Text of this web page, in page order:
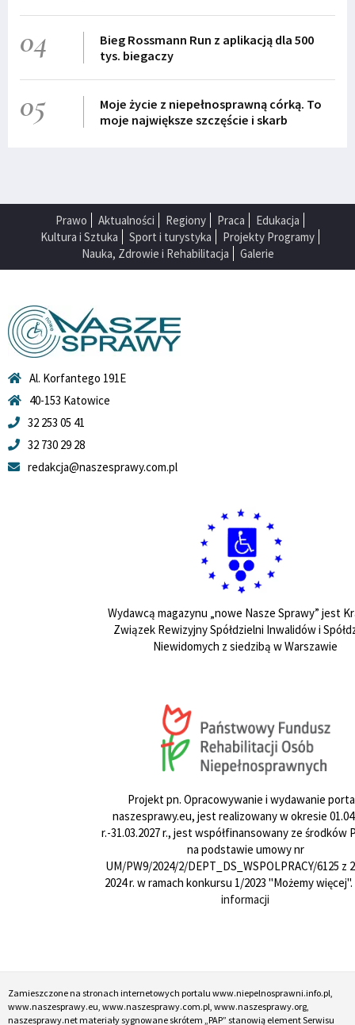
04
Bieg Rossmann Run z aplikacją dla 500
tys. biegaczy
05
Moje życie z niepełnosprawną córką. To
moje największe szczęście i skarb
Prawo Aktualności Regiony Praca
Edukacja
Kultura i Sztuka
Sport i turystyka
Projekty Programy
Nauka, Zdrowie i Rehabilitacja
Galerie
Al. Korfantego 191E
40-153 Katowice
32 253 05 41
32 730 29 28
redakcja@naszesprawy.com.pl
Wydawcą magazynu „nowe Nasze Sprawy” jest
Związek Rewizyjny Spółdzielni Inwalidów i
Niewidomych z siedzibą w Warszawie
Projekt pn. Opracowywanie i wydawanie
naszesprawy.eu, jest realizowany w okresie
r.-31.03.2027 r., jest współfinansowany ze środków
na podstawie umowy nr
UM/PW9/2024/2/DEPT_DS_WSPOLPRACY/6125 z
2024 r. w ramach konkursu 1/2023 "Możemy więcej".
informacji
Zamieszczone na stronach internetowych portalu www.niepelnosprawni.info.pl,
www.naszesprawy.eu, www.naszesprawy.com.pl, www.naszesprawy.org,
naszesprawy.net materiały sygnowane skrótem „PAP” stanowią element Serwisu